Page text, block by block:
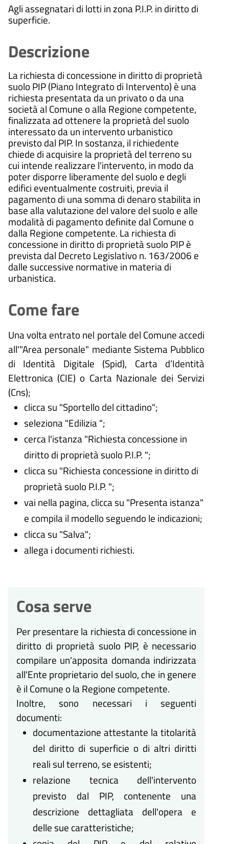
Agli assegnatari di lotti in zona P.I.P. in diritto di
superficie.
Descrizione
La richiesta di concessione in diritto di proprietà
suolo PIP (Piano Integrato di Intervento) è una
richiesta presentata da un privato o da una
società al Comune o alla Regione competente,
finalizzata ad ottenere la proprietà del suolo
interessato da un intervento urbanistico
previsto dal PIP. In sostanza, il richiedente
chiede di acquisire la proprietà del terreno su
cui intende realizzare l'intervento, in modo da
poter disporre liberamente del suolo e degli
edifici eventualmente costruiti, previa il
pagamento di una somma di denaro stabilita in
base alla valutazione del valore del suolo e alle
modalità di pagamento definite dal Comune o
dalla Regione competente. La richiesta di
concessione in diritto di proprietà suolo PIP è
prevista dal Decreto Legislativo n. 163/2006 e
dalle successive normative in materia di
urbanistica.
Come fare
Una volta entrato nel portale del Comune accedi
all'"Area personale" mediante Sistema Pubblico
di Identità Digitale (Spid), Carta d’Identità
Elettronica (CIE) o Carta Nazionale dei Servizi
(Cns);
clicca su "Sportello del cittadino";
seleziona "Edilizia ";
cerca l'istanza "Richiesta concessione in
diritto di proprietà suolo P.I.P. ";
clicca su "Richiesta concessione in diritto di
proprietà suolo P.I.P. ";
vai nella pagina, clicca su "Presenta istanza"
e compila il modello seguendo le indicazioni;
clicca su "Salva";
allega i documenti richiesti.
Cosa serve
Per presentare la richiesta di concessione in
diritto di proprietà suolo PIP, è necessario
compilare un'apposita domanda indirizzata
all'Ente proprietario del suolo, che in genere
è il Comune o la Regione competente.
Inoltre, sono necessari i seguenti
documenti:
documentazione attestante la titolarità
del diritto di superficie o di altri diritti
reali sul terreno, se esistenti;
relazione tecnica dell'intervento
previsto dal PIP, contenente una
descrizione dettagliata dell'opera e
delle sue caratteristiche;